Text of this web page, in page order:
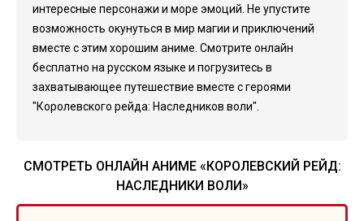
интересные персонажи и море эмоций. Не упустите
возможность окунуться в мир магии и приключений
вместе с этим хорошим аниме. Смотрите онлайн
бесплатно на русском языке и погрузитесь в
захватывающее путешествие вместе с героями
"Королевского рейда: Наследников воли".
СМОТРЕТЬ ОНЛАЙН АНИМЕ «КОРОЛЕВСКИЙ РЕЙД:
НАСЛЕДНИКИ ВОЛИ»